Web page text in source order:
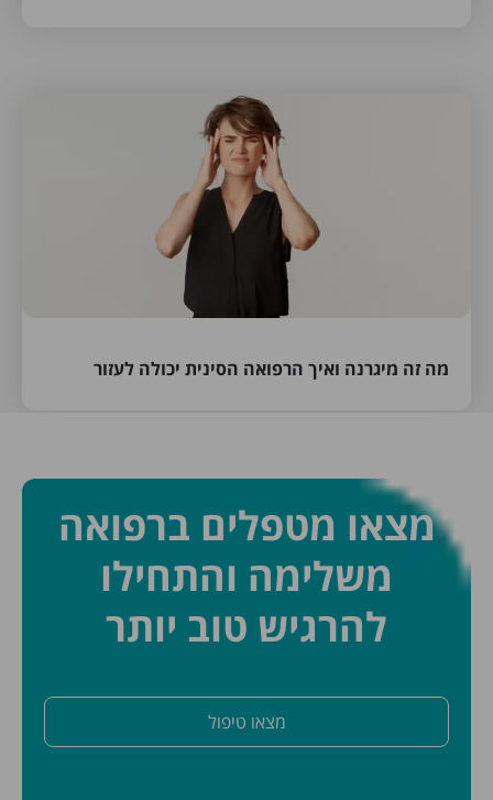
מה זה מיגרנה ואיך הרפואה הסינית יכולה לעזור
מצאו מטפלים ברפואה
משלימה והתחילו
להרגיש טוב יותר
מצאו טיפול